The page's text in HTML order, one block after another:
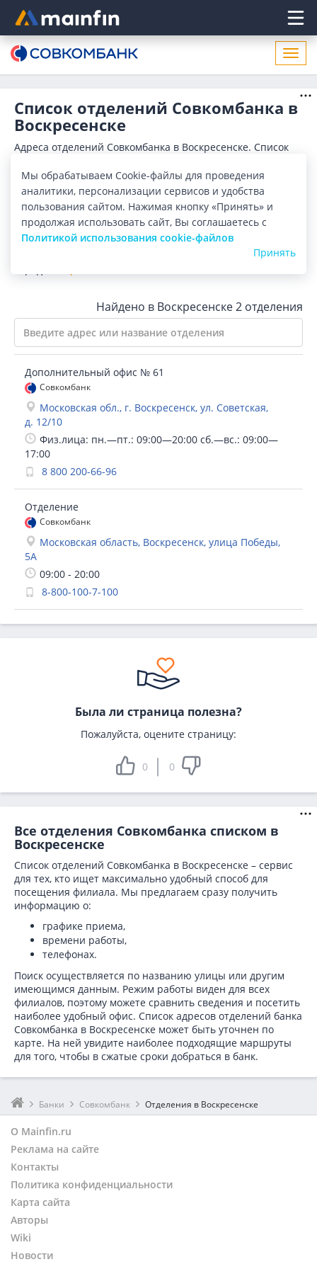
Главное меню
Список отделений Совкомбанка в
Воскресенске
Адреса отделений Совкомбанка в Воскресенске. Список
Воскресенске по адресу, названию. Часы работы,
телефоны, контактные данные.
Показать весь
Отделения
Банкоматы
Все банки Карта
Найдено в Воскресенске2 отделения
Дополнительный офис № 61
Совкомбанк
Московская обл., г. Воскресенск, ул. Советская,
д. 12/10
Физ.лица: пн.—пт.: 09:00—20:00 сб.—вс.: 09:00—
17:00
8 800 200-66-96
Отделение
Совкомбанк
Московская область, Воскресенск, улица Победы,
5А
09:00 - 20:00
8-800-100-7-100
Была ли страница полезна?
Пожалуйста, оцените страницу:
0 0
Все отделения Совкомбанка списком в
Воскресенске
Список отделений Совкомбанка в Воскресенске – сервис
для тех, кто ищет максимально удобный способ для
посещения филиала. Мы предлагаем сразу получить
информацию о:
графике приема,
времени работы,
телефонах.
Поиск осуществляется по названию улицы или другим
имеющимся данным. Режим работы виден для всех
филиалов, поэтому можете сравнить сведения и посетить
наиболее удобный офис. Список адресов отделений банка
Совкомбанка в Воскресенске может быть уточнен по
карте. На ней увидите наиболее подходящие маршруты
для того, чтобы в сжатые сроки добраться в банк.
Банки Совкомбанк Отделения в Воскресенске
О Mainfin.ru
Реклама на сайте
Контакты
Политика конфиденциальности
Карта сайта
Авторы
Wiki
Новости
Мы обрабатываем Cookie-файлы для проведения
аналитики, персонализации сервисов и удобства
пользования сайтом. Нажимая кнопку «Принять» и
продолжая использовать сайт, Вы соглашаетесь с
Политикой использования cookie-файлов
Принять